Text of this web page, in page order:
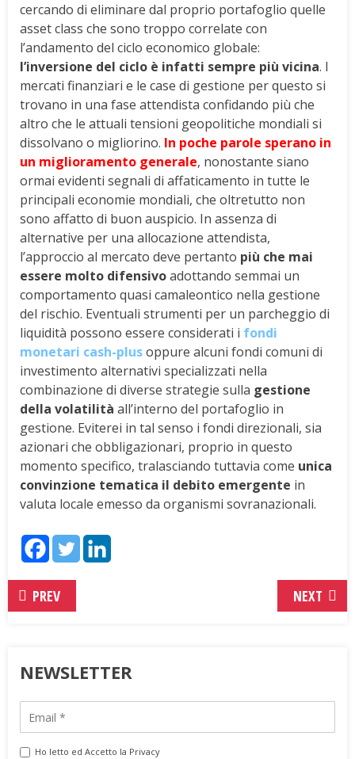
cercando di eliminare dal proprio portafoglio quelle
asset class che sono troppo correlate con
l’andamento del ciclo economico globale:
l’inversione del ciclo è infatti sempre più vicina. I
mercati finanziari e le case di gestione per questo si
trovano in una fase attendista confidando più che
altro che le attuali tensioni geopolitiche mondiali si
dissolvano o migliorino. In poche parole sperano in
un miglioramento generale, nonostante siano
ormai evidenti segnali di affaticamento in tutte le
principali economie mondiali, che oltretutto non
sono affatto di buon auspicio. In assenza di
alternative per una allocazione attendista,
l’approccio al mercato deve pertanto più che mai
essere molto difensivoadottando semmai un
comportamento quasi camaleontico nella gestione
del rischio. Eventuali strumenti per un parcheggio di
liquidità possono essere considerati i fondi
monetari cash-plusoppure alcuni fondi comuni di
investimento alternativi specializzati nella
combinazione di diverse strategie sulla gestione
della volatilità all’interno del portafoglio in
gestione. Eviterei in tal senso i fondi direzionali, sia
azionari che obbligazionari, proprio in questo
momento specifico, tralasciando tuttavia come unica
convinzione tematica il debito emergente in
valuta locale emesso da organismi sovranazionali.
PREV NEXT
NEWSLETTER
Ho letto ed Accetto la Privacy